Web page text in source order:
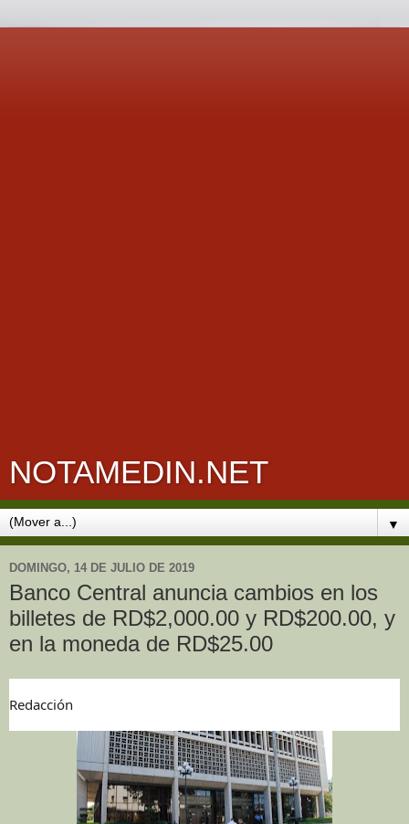
NOTAMEDIN.NET
▼
DOMINGO, 14 DE JULIO DE 2019
Banco Central anuncia cambios en los
billetes de RD$2,000.00 y RD$200.00, y
en la moneda de RD$25.00
Redacción